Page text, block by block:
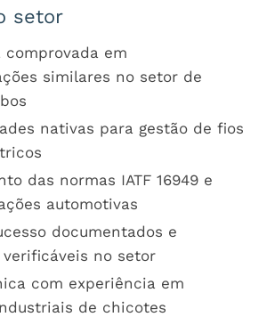
setor
comprovada em
similares no setor de
nativas para gestão de fios
das normas IATF 16949 e
automotivas
documentados e
no setor
com experiência em
de chicotes